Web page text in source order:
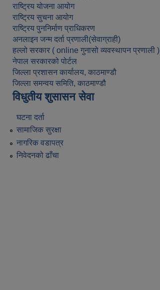
राष्ट्रिय योजना आयोग
राष्ट्रिय सुचना आयोग
राष्ट्रिय पुननिर्माण प्राधिकरण
अनलाइन जन्म दर्ता प्रणाली(सेवाग्राही)
हल्लो सरकार ( online गुनासो व्यवस्थापन प्रणाली )
नेपाल सरकारको पोर्टल
जिल्ला प्रशासन कार्यालय, काठमाण्डौ
जिल्ला समन्वय समिति, काठमाण्डौ
विधुतीय शुसासन सेवा
घटना दर्ता
सामाजिक सुरक्षा
नागरिक वडापत्र
निवेदनको ढाँचा